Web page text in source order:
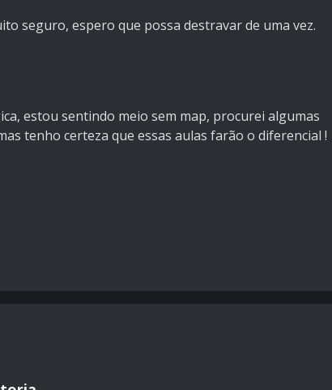
seguro, espero que possa destravar de uma vez.
estou sentindo meio sem map, procurei algumas
tenho certeza que essas aulas farão o diferencial !